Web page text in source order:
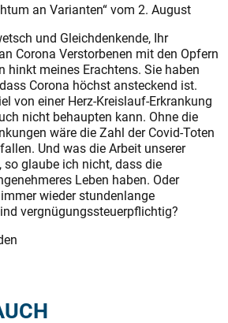
an Varianten“ vom 2. August
und Gleichdenkende, Ihr
Corona Verstorbenen mit den Opfern
hinkt meines Erachtens. Sie haben
Corona höchst ansteckend ist.
von einer Herz-Kreislauf-Erkrankung
nicht behaupten kann. Ohne die
wäre die Zahl der Covid-Toten
Und was die Arbeit unserer
so glaube ich nicht, dass die
Leben haben. Oder
wieder stundenlange
vergnügungssteuerpflichtig?